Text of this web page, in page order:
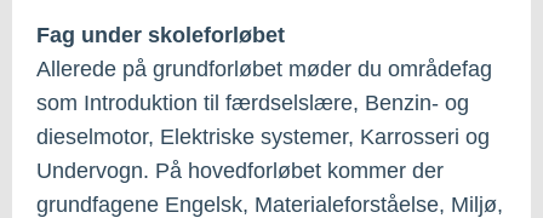
Fag under skoleforløbet
Allerede på grundforløbet møder du områdefag
som Introduktion til færdselslære, Benzin- og
dieselmotor, Elektriske systemer, Karrosseri og
Undervogn. På hovedforløbet kommer der
grundfagene Engelsk, Materialeforståelse, Miljø,